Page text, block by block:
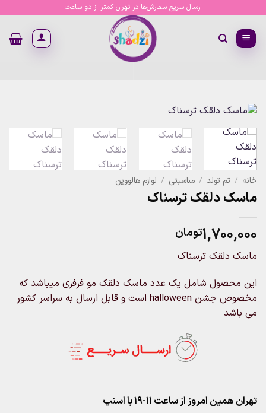
content
ارسال سریع سفارش‌ها در تهران کمتر از دو ساعت
خانه / تم تولد / مناسبتی / لوازم هالووین
ماسک دلقک ترسناک
۱,۷۰۰,۰۰۰تومان
ماسک دلقک ترسناک
این محصول شامل یک عدد ماسک دلقک مو فرفری میباشد که
مخصوص جشن halloween است و قابل ارسال به سراسر کشور
می باشد
تهران همین امروز از ساعت ۱۱-۱۹ با اسنپ